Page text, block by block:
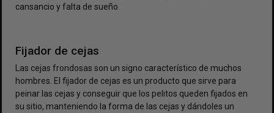
cansancio y falta de sueño.
Fijador de cejas
Las cejas frondosas son un signo característico de muchos
hombres. El fijador de cejas es un producto que sirve para
peinar las cejas y conseguir que los pelitos queden fijados en
su sitio, manteniendo la forma de las cejas y dándoles un